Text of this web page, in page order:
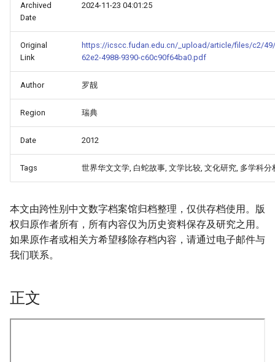
Archived
Date
2024-11-23 04:01:25
Original
Link
https://icscc.fudan.edu.cn/_upload/article/files/c2/
62e2-4988-9390-c60c90f64ba0.pdf
Author 罗靓
Region 瑞典
Date 2012
Tags 世界华文文学, 白蛇故事, 文学比较, 文化研究, 多学科分
本文由跨性别中文数字档案馆归档整理，仅供存档使用。版
权归原作者所有，所有内容仅为历史资料保存及研究之用。
如果原作者或相关方希望移除存档内容，请通过电子邮件与
我们联系。
正文